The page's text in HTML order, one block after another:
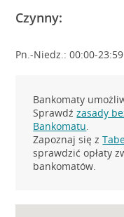
Czynny:
Pn.-Niedz.: 00:00-23:59
Bankomaty
Sprawdźzasady
Bankomatu.
Zapoznaj się z
sprawdzić opłaty
bankomatów.